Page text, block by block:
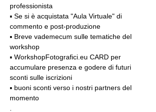
professionista
▪️ Se si è acquistata "Aula Virtuale" di
commento e post-produzione
▪️ Breve vademecum sulle tematiche del
workshop
▪️ WorkshopFotografici.eu CARD per
accumulare presenza e godere di futuri
sconti sulle iscrizioni
▪️ buoni sconti verso i nostri partners del
momento